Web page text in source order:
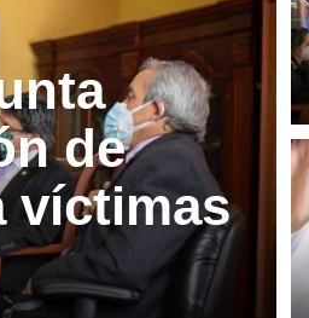
de
víctimas